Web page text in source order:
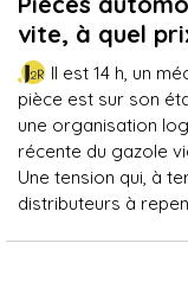
vite, à quel
Il est 14 h, un
pièce est sur son
une organisation
récente du gazole
Une tension qui, à
distributeurs à